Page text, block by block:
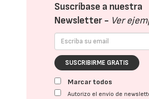
Suscríbase a nuestra
Newsletter - Ver
SUSCRIBIRME GRATIS
Marcar todos
Autorizo el envío de